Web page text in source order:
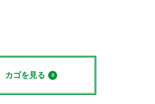
初回のお見積も
カゴを見る 0